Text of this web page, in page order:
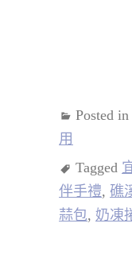
Posted in
用
Tagged
伴手禮, 礁
蒜包, 奶凍